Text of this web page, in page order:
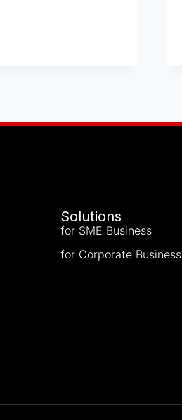
Solutions
for SME Business
for Corporate Business